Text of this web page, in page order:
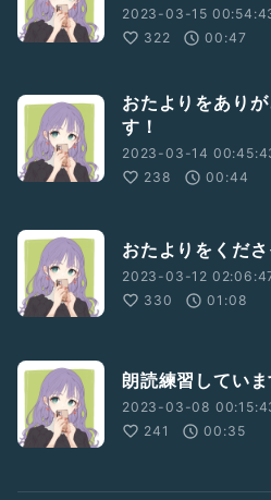
2023-03-15
322
00:47
おたよりをあり
す！
2023-03-14
238
00:44
おたよりをくだ
2023-03-12
330
01:08
朗読練習していま
2023-03-08
241
00:35